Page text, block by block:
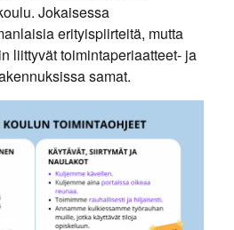
Jokaisessa
erityispiirteitä, mutta
liittyvät toimintaperiaatteet- ja
samat.